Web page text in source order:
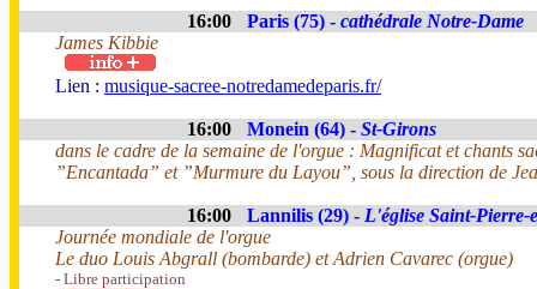
16:00 Paris (75) - cathédrale Notre-Dame
James Kibbie
Lien : musique-sacree-notredamedeparis.fr/
16:00 Monein (64) - St-Girons
dans le cadre de la semaine de l'orgue : Magnificat et chants
”Encantada” et ”Murmure du Layou”, sous la direction de
16:00 Lannilis (29) - L'église Saint-Pierre-
Journée mondiale de l'orgue
Le duo Louis Abgrall (bombarde) et Adrien Cavarec (orgue)
- Libre participation